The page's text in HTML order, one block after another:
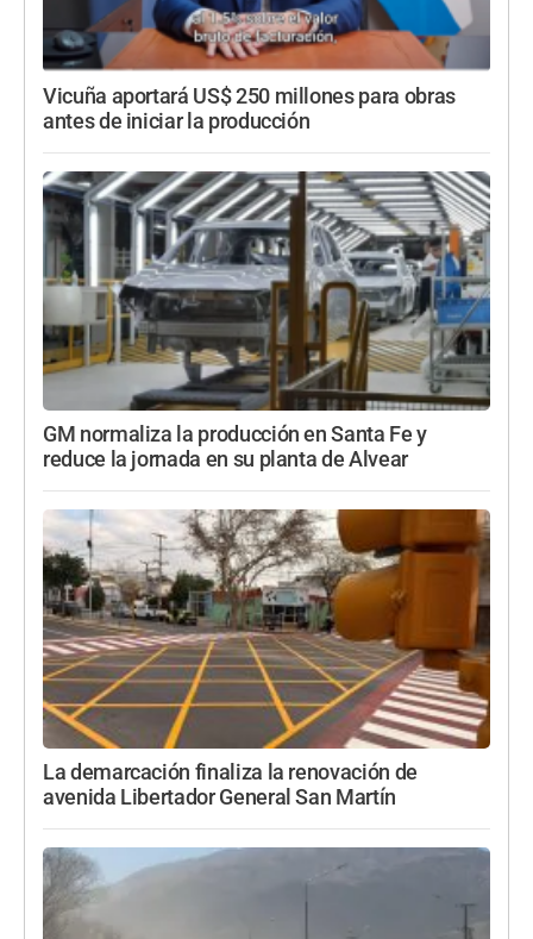
Vicuña aportará US$ 250 millones para obras
antes de iniciar la producción
GM normaliza la producción en Santa Fe y
reduce la jornada en su planta de Alvear
La demarcación finaliza la renovación de
avenida Libertador General San Martín